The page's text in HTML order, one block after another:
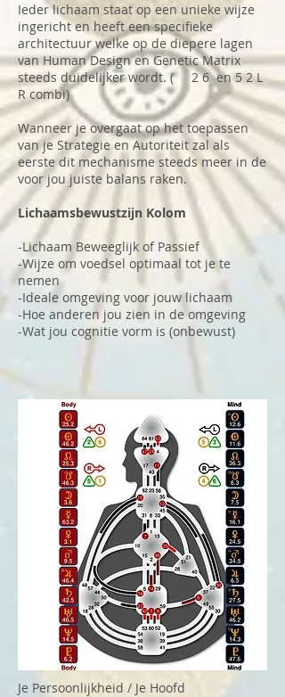
Ieder lichaam staat op een unieke wijze
ingericht en heeft een specifieke
architectuur welke op de diepere lagen
van Human Design en Genetic Matrix
steeds duidelijker wordt. ( 2 6 en 5 2 L
R combi)
Wanneer je overgaat op het toepassen
van je Strategie en Autoriteit zal als
eerste dit mechanisme steeds meer in de
voor jou juiste balans raken.
Lichaamsbewustzijn Kolom
-Lichaam Beweeglijk of Passief
-Wijze om voedsel optimaal tot je te
nemen
-Ideale omgeving voor jouw lichaam
-Hoe anderen jou zien in de omgeving
-Wat jou cognitie vorm is (onbewust)
Je Persoonlijkheid / Je Hoofd